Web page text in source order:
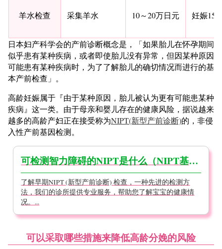
羊水检查 采集羊水 10～20万日元 妊娠15
日本妇产科学会的产前诊断概念是，「如果胎儿在怀孕期间
似乎患有某种疾病，或者即使胎儿没有异常，但因某种原因
可能患有某种疾病时，为了了解胎儿的确切情况而进行的基
本产前检查」。
高龄妊娠属于『由于某种原因，胎儿被认为更有可能患某种
疾病』这一类。由于母亲和婴儿存在的健康风险，据说越来
越多的高龄产妇正在接受称为NIPT(新型产前诊断)的，非侵
入性产前基因检测。
可检测智力障碍的NIPT是什么（NIPT基础知识）
了解早期NIPT (新型产前诊断) 检查，一种先进的检测方
法，我们的诊所提供专业服务，帮助您了解宝宝的健康情
况。...
可以采取哪些措施来降低高龄分娩的风险